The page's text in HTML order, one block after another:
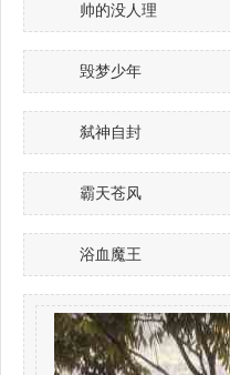
帅的没人理
毁梦少年
弑神自封
霸天苍风
浴血魔王